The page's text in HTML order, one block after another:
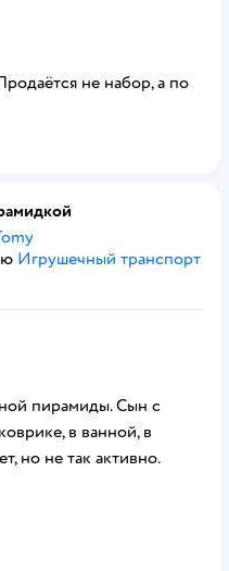
не набор, а по
Игрушечный транспорт
пирамиды. Сын с
в ванной, в
но не так активно.